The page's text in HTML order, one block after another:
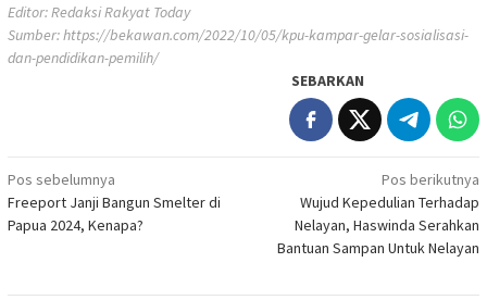
Editor: Redaksi Rakyat Today
Sumber:https://bekawan.com/2022/10/05/kpu-kampar-gelar-sosialisasi-
dan-pendidikan-pemilih/
SEBARKAN
Navigasi
pos
Pos sebelumnya
Freeport Janji Bangun Smelter di
Papua 2024, Kenapa?
Pos berikutnya
Wujud Kepedulian Terhadap
Nelayan, Haswinda Serahkan
Bantuan Sampan Untuk Nelayan